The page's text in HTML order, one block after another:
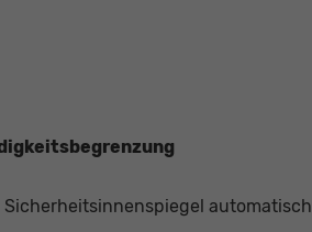
automatisch